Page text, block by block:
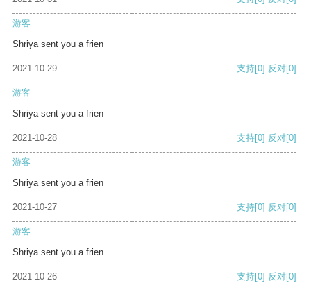
游客
Shriya sent you a frien
2021-10-29 支持[0] 反对[0]
游客
Shriya sent you a frien
2021-10-28 支持[0] 反对[0]
游客
Shriya sent you a frien
2021-10-27 支持[0] 反对[0]
游客
Shriya sent you a frien
2021-10-26 支持[0] 反对[0]